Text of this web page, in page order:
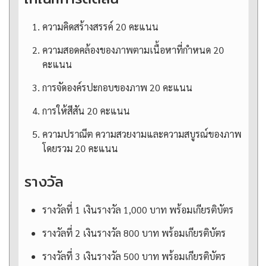
ความคิดสร้างสรรค์ 20 คะแนน
ความสอดคล้องของภาพตามเนื้อหาที่กำหนด 20
คะแนน
การจัดองค์รปะกอบของภาพ 20 คะแนน
การให้สีสัน 20 คะแนน
ความปราณีต ความสวยงามและความสบูรณ์ของภาพ
โดยรวม 20 คะแนน
รางวัล
รางวัลที่ 1 เงินรางวัล 1,000 บาท พร้อมเกียรติบัตร
รางวัลที่ 2 เงินรางวัล 800 บาท พร้อมเกียรติบัตร
รางวัลที่ 3 เงินรางวัล 500 บาท พร้อมเกียรติบัตร